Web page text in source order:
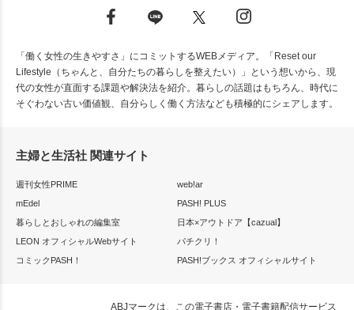
「働く女性の生きやすさ」にコミットするWEBメディア。「Reset our
Lifestyle（ちゃんと、自分たちの暮らしを整えたい）」という想いから、現
代の女性が直面する課題や解決法を紹介。暮らしの話題はもちろん、時代に
そぐわない古い価値観、自分らしく働く方法なども積極的にシェアします。
主婦と生活社 関連サイト
週刊女性PRIME
web!ar
mEdel
PASH! PLUS
暮らしとおしゃれの編集室
日本×アウトドア【cazual】
LEON オフィシャルWebサイト
パチクリ！
コミックPASH！
PASH!ブックス オフィシャルサイト
ABJマークは、この電子書店・電子書籍配信サービス